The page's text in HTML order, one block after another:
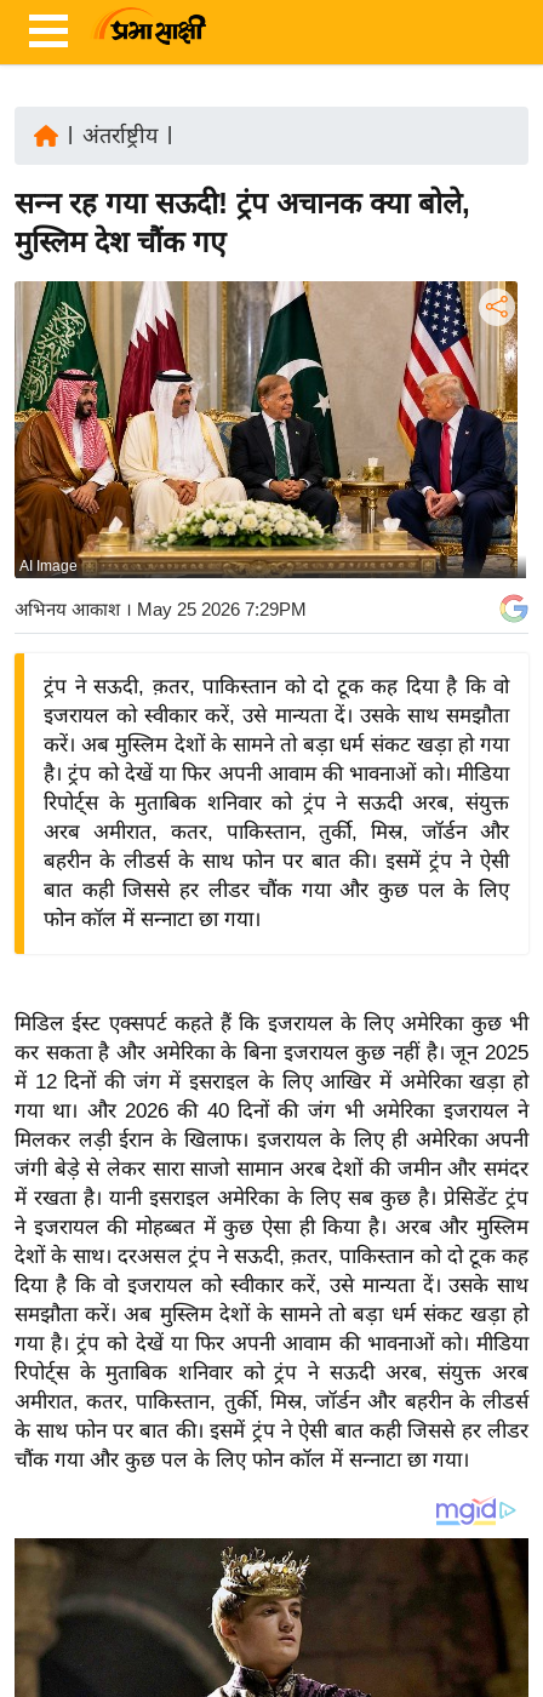
ज़ा
ख
ब
रा
ष्ट्री
य
अं
त
र्रा
ष्ट्री
य
बि
ज़
द्यो
ज्ञ
रा
य
ब
ज
ट
खे
ल
क्रि
के
ट
I
P
L
2
क्रा
इ
अंतर्राष्ट्रीय|
सन्न रह गया सऊदी! ट्रंप अचानक क्या बोले,
मुस्लिम देश चौंक गए
AI Image
अभिनय आकाश। May 25 2026 7:29PM
ट्रंप ने सऊदी, क़तर, पाकिस्तान को दो टूक कह दिया है कि वो
इजरायल को स्वीकार करें, उसे मान्यता दें। उसके साथ समझौता
करें। अब मुस्लिम देशों के सामने तो बड़ा धर्म संकट खड़ा हो गया
है। ट्रंप को देखें या फिर अपनी आवाम की भावनाओं को। मीडिया
रिपोर्ट्स के मुताबिक शनिवार को ट्रंप ने सऊदी अरब, संयुक्त
अरब अमीरात, कतर, पाकिस्तान, तुर्की, मिस्र, जॉर्डन और
बहरीन के लीडर्स के साथ फोन पर बात की। इसमें ट्रंप ने ऐसी
बात कही जिससे हर लीडर चौंक गया और कुछ पल के लिए
फोन कॉल में सन्नाटा छा गया।
मिडिल ईस्ट एक्सपर्ट कहते हैं कि इजरायल के लिए अमेरिका कुछ भी
कर सकता है और अमेरिका के बिना इजरायल कुछ नहीं है। जून 2025
में 12 दिनों की जंग में इसराइल के लिए आखिर में अमेरिका खड़ा हो
गया था। और 2026 की 40 दिनों की जंग भी अमेरिका इजरायल ने
मिलकर लड़ी ईरान के खिलाफ। इजरायल के लिए ही अमेरिका अपनी
जंगी बेड़े से लेकर सारा साजो सामान अरब देशों की जमीन और समंदर
में रखता है। यानी इसराइल अमेरिका के लिए सब कुछ है। प्रेसिडेंट ट्रंप
ने इजरायल की मोहब्बत में कुछ ऐसा ही किया है। अरब और मुस्लिम
देशों के साथ। दरअसल ट्रंप ने सऊदी, क़तर, पाकिस्तान को दो टूक कह
दिया है कि वो इजरायल को स्वीकार करें, उसे मान्यता दें। उसके साथ
समझौता करें। अब मुस्लिम देशों के सामने तो बड़ा धर्म संकट खड़ा हो
गया है। ट्रंप को देखें या फिर अपनी आवाम की भावनाओं को। मीडिया
रिपोर्ट्स के मुताबिक शनिवार को ट्रंप ने सऊदी अरब, संयुक्त अरब
अमीरात, कतर, पाकिस्तान, तुर्की, मिस्र, जॉर्डन और बहरीन के लीडर्स
के साथ फोन पर बात की। इसमें ट्रंप ने ऐसी बात कही जिससे हर लीडर
चौंक गया और कुछ पल के लिए फोन कॉल में सन्नाटा छा गया।